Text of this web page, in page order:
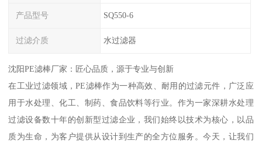
产品型号 SQ550-6
过滤介质 水过滤器
沈阳PE滤棒厂家：匠心品质，源于专业与创新
在工业过滤领域，PE滤棒作为一种高效、耐用的过滤元件，广泛应
用于水处理、化工、制药、食品饮料等行业。作为一家深耕水处理
过滤设备数十年的创新型过滤企业，我们始终以技术为核心，以品
质为生命，为客户提供从设计到生产的全方位服务。今天，让我们